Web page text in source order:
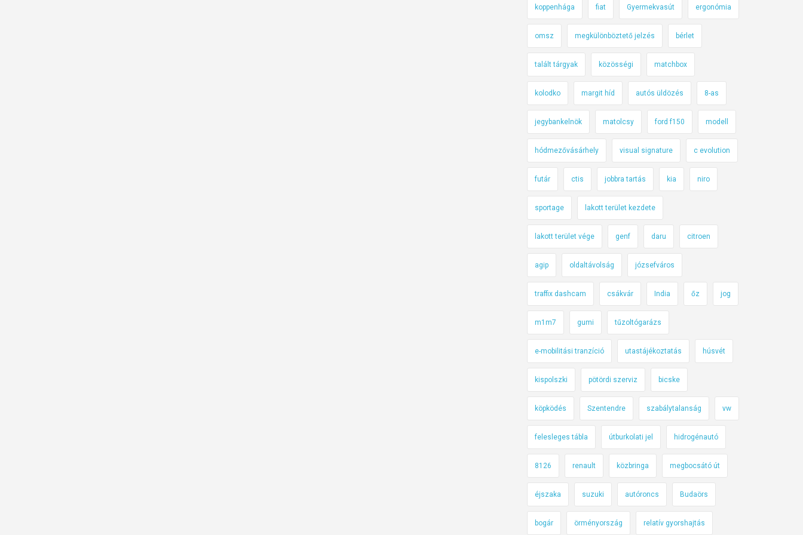
koppenhága fiat Gyermekvasút ergonómia
omsz megkülönböztető jelzés bérlet
talált tárgyak közösségi matchbox
kolodko margit híd autós üldözés 8-as
jegybankelnök matolcsy ford f150 modell
hódmezővásárhely visual signature c evolution
futár ctis jobbra tartás kia niro
sportage lakott terület kezdete
lakott terület vége genf daru citroen
agip oldaltávolság józsefváros
traffix dashcam csákvár India őz jog
m1m7 gumi tűzoltógarázs
e-mobilitási tranzíció utastájékoztatás húsvét
kispolszki pötördi szerviz bicske
köpködés Szentendre szabálytalanság vw
felesleges tábla útburkolati jel hidrogénautó
8126 renault közbringa megbocsátó út
éjszaka suzuki autóroncs Budaörs
bogár örményország relatív gyorshajtás